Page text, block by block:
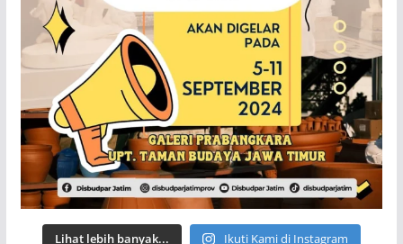
Lihat lebih banyak... Ikuti Kami di Instagram